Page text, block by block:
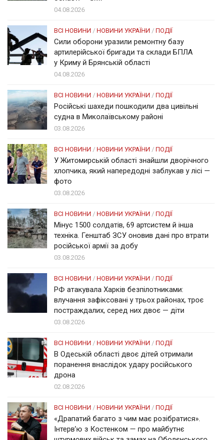
04.08.2026
ВСІ НОВИНИ / НОВИНИ УКРАЇНИ / ПОДІЇ
Сили оборони уразили ремонтну базу
артилерійської бригади та склади БПЛА
у Криму й Брянській області
04.08.2026
ВСІ НОВИНИ / НОВИНИ УКРАЇНИ / ПОДІЇ
Російські шахеди пошкодили два цивільні
судна в Миколаївському районі
03.08.2026
ВСІ НОВИНИ / НОВИНИ УКРАЇНИ / ПОДІЇ
У Житомирській області знайшли дворічного
хлопчика, який напередодні заблукав у лісі —
фото
03.08.2026
ВСІ НОВИНИ / НОВИНИ УКРАЇНИ / ПОДІЇ
Мінус 1500 солдатів, 69 артсистем й інша
техніка. Генштаб ЗСУ оновив дані про втрати
російської армії за добу
03.08.2026
ВСІ НОВИНИ / НОВИНИ УКРАЇНИ / ПОДІЇ
РФ атакувала Харків безпілотниками:
влучання зафіксовані у трьох районах, троє
постраждалих, серед них двоє — діти
03.08.2026
ВСІ НОВИНИ / НОВИНИ УКРАЇНИ / ПОДІЇ
В Одеській області двоє дітей отримали
поранення внаслідок удару російського
дрона
02.08.2026
ВСІ НОВИНИ / НОВИНИ УКРАЇНИ / ПОДІЇ
«Драпатий багато з чим має розібратися».
Інтерв’ю з Костенком — про майбутнє